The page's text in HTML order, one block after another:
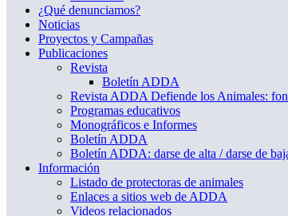
¿Qué denunciamos?
Noticias
Proyectos y Campañas
Publicaciones
Revista
Boletín ADDA
Revista ADDA Defiende los Animales:
Programas educativos
Monográficos e Informes
Boletín ADDA
Boletín ADDA: darse de alta / darse de
Información
Listado de protectoras de animales
Enlaces a sitios web de ADDA
Videos relacionados